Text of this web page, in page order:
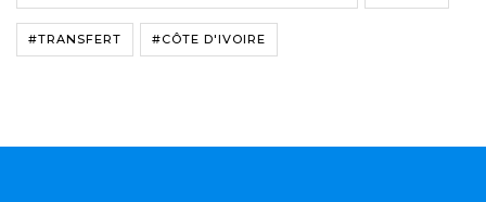
#TRANSFERT #CÔTE D'IVOIRE